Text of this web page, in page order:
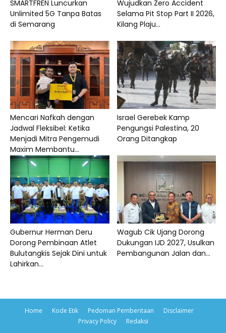
SMARTFREN Luncurkan
Unlimited 5G Tanpa Batas
di Semarang
Wujudkan Zero Accident
Selama Pit Stop Part II 2026,
Kilang Plaju...
Mencari Nafkah dengan
Jadwal Fleksibel: Ketika
Menjadi Mitra Pengemudi
Maxim Membantu...
Israel Gerebek Kamp
Pengungsi Palestina, 20
Orang Ditangkap
Gubernur Herman Deru
Dorong Pembinaan Atlet
Bulutangkis Sejak Dini untuk
Lahirkan...
Wagub Cik Ujang Dorong
Dukungan IJD 2027, Usulkan
Pembangunan Jalan dan...
Home Kode Etik Pedoman Pemberitaan
Disclaimer
Privacy Policy
Redaksi